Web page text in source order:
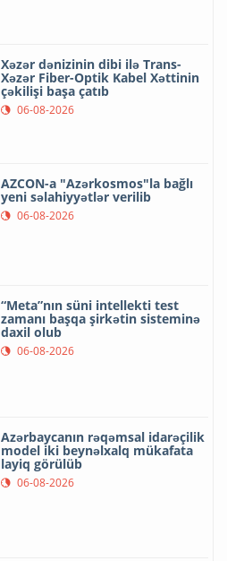
Xəzər dənizinin dibi ilə Trans-
Xəzər Fiber-Optik Kabel Xəttinin
çəkilişi başa çatıb
06-08-2026
AZCON-a "Azərkosmos"la bağlı
yeni səlahiyyətlər verilib
06-08-2026
“Meta”nın süni intellekti test
zamanı başqa şirkətin sisteminə
daxil olub
06-08-2026
Azərbaycanın rəqəmsal idarəçilik
model iki beynəlxalq mükafata
layiq görülüb
06-08-2026